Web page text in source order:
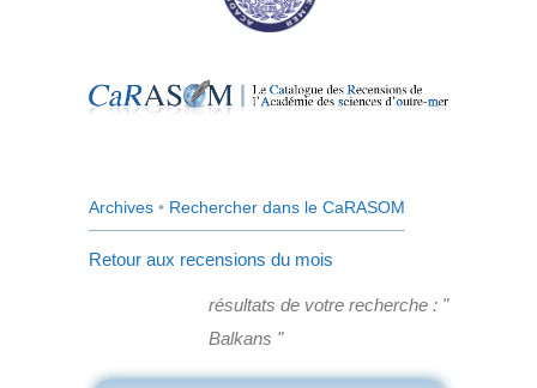
Archives • Rechercher dans le CaRASOM
Retour aux recensions du mois
résultats de votre recherche : "
Balkans "